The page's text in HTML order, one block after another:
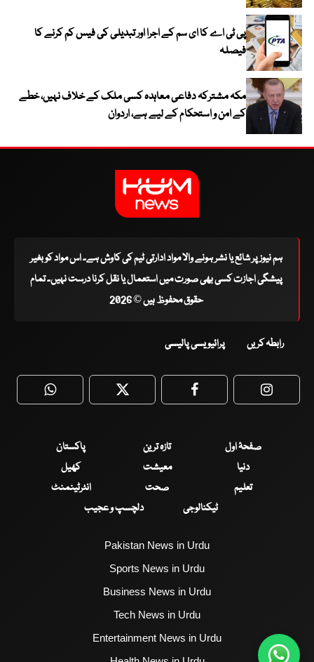
پی ٹی اے کا ای سم کے اجرا اور تبدیلی کی فیس کم کرنے کا
فیصلہ
مکہ مشترکہ دفاعی معاہدہ کسی ملک کے خلاف نہیں، خطے
کے امن و استحکام کے لیے ہے، اردوان
ہم نیوز پر شائع یا نشر ہونے والا مواد ادارتی ٹیم کی کاوش ہے۔ اس مواد کو بغیر
پیشگی اجازت کسی بھی صورت میں استعمال یا نقل کرنا درست نہیں۔ تمام
حقوق محفوظ ہیں © 2026
رابطہ کریں پرائیویسی پالیسی
WhatsApp Twitter Facebook
صفحۂ اول تازہ ترین
پاکستان
دنیا
معیشت
کھیل
تعلیم
صحت
انٹرٹینمنٹ
ٹیکنالوجی
دلچسپ و عجیب
Pakistan News in Urdu
Sports News in Urdu
Business News in Urdu
Tech News in Urdu
Entertainment News in Urdu